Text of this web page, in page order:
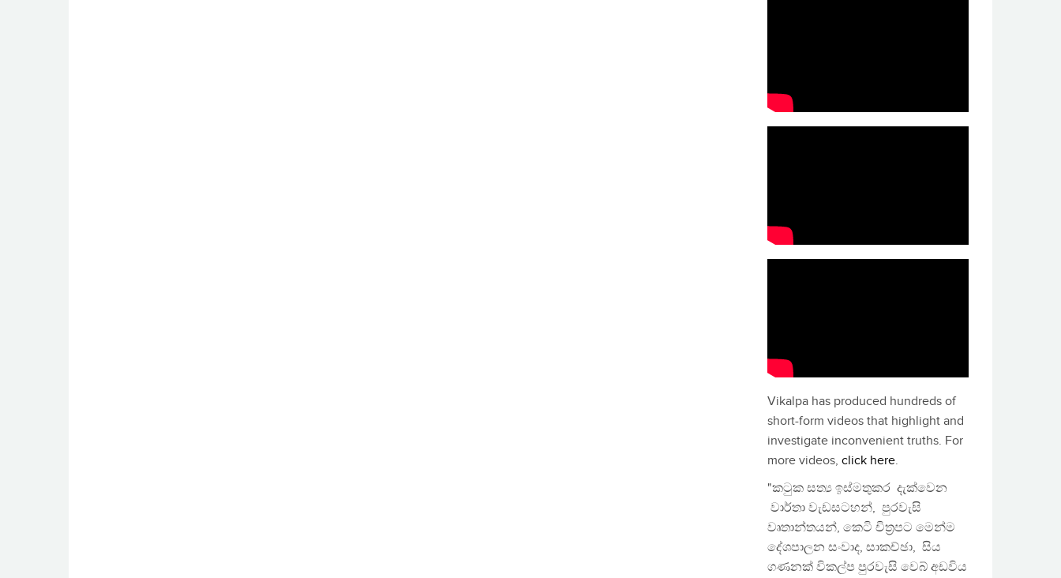
Vikalpa has produced hundreds of
short-form videos that highlight and
investigate inconvenient truths. For
more videos, click here.
"කටුක සත්‍ය ඉස්මතුකර දැක්වෙන
වාර්තා වැඩසටහන්, පුරවැසි
වෘතාන්තයන්, කෙටි චිත්‍රපට මෙන්ම
දේශපාලන සංවාද, සාකච්ඡා, සිය
ගණනක් විකල්ප පුරවැසි වෙබ් අඩවිය